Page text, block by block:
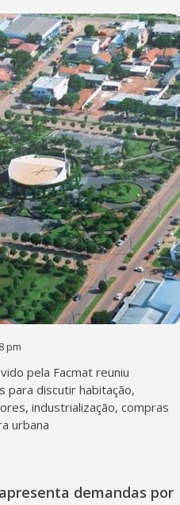
pm
pela Facmat reuniu
para discutir habitação,
industrialização, compras
urbana
demandas por